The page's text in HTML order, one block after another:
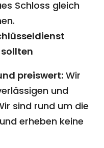
Schloss gleich
preiswert:Wir
und
sind rund um die
erheben keine